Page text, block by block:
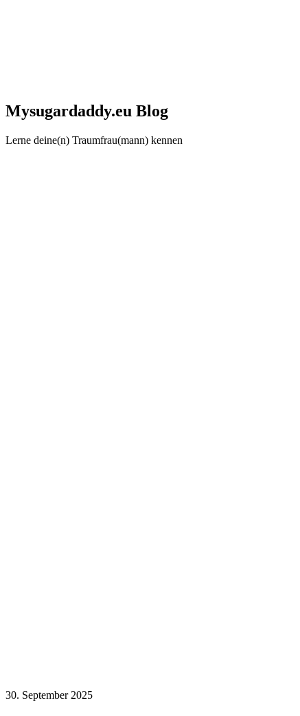
Mysugardaddy.eu Blog
Lerne deine(n) Traumfrau(mann) kennen
30. September 2025